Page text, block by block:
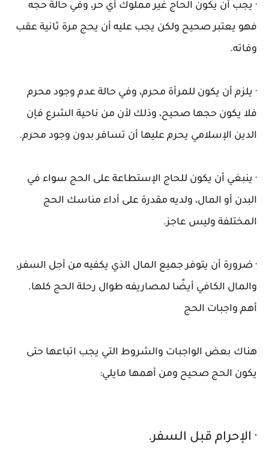
· يجب أن يكون الحاج غير مملوك أي حر، وفي حالة حجه
فهو يعتبر صحيح ولكن يجب عليه أن يحج مرة ثانية عقب
وفاته.
· يلزم أن يكون للمرأة محرم، وفي حالة عدم وجود محرم
فلا يكون حجها صحيح، وذلك لأن من ناحية الشرع فإن
الدين الإسلامي يحرم عليها أن تسافر بدون وجود محرم.
· ينبغي أن يكون للحاج الإستطاعة على الحج سواء في
البدن أو المال، ولديه مقدرة على أداء مناسك الحج
المختلفة وليس عاجز.
· ضرورة أن يتوفر جميع المال الذي يكفيه من أجل السفر،
والمال الكافي أيضًا لمصاريفه طوال رحلة الحج كلها.
أهم واجبات الحج
هناك بعض الواجبات والشروط التي يجب اتباعها حتى
يكون الحج صحيح ومن أهمها مايلي:
· الإحرام قبل السفر.